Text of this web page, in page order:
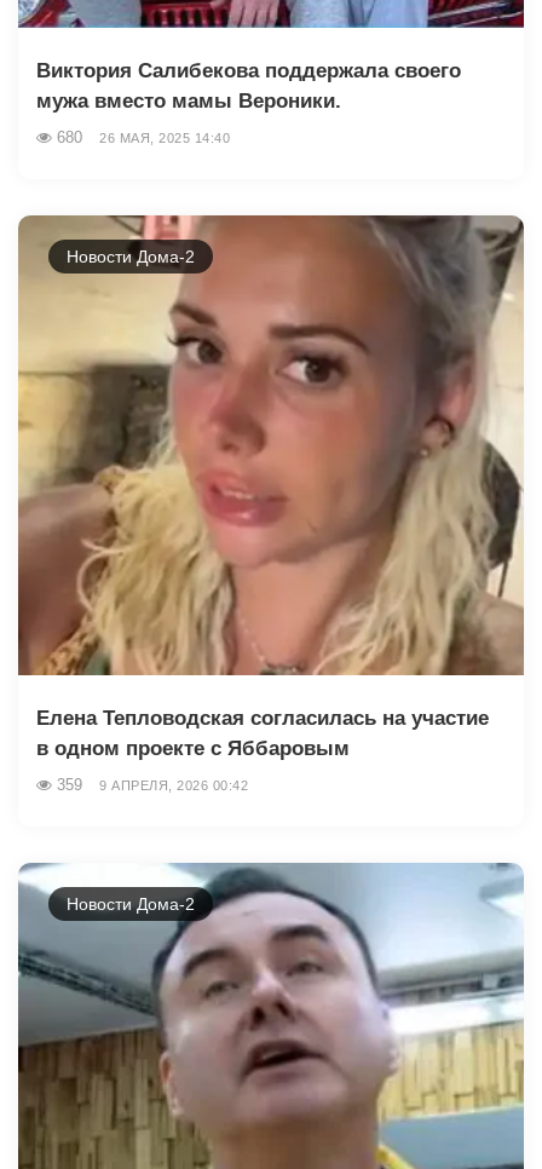
Виктория Салибекова поддержала своего
мужа вместо мамы Вероники.
680 26 МАЯ, 2025 14:40
Новости Дома-2
Елена Тепловодская согласилась на участие
в одном проекте с Яббаровым
359 9 АПРЕЛЯ, 2026 00:42
Новости Дома-2